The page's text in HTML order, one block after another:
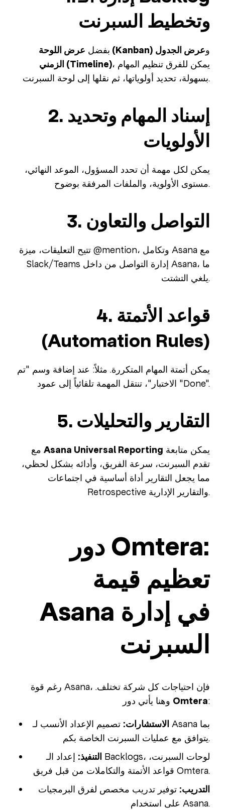
وتخطيط السبرنت
بفضل عرض اللوحة (Kanban) وعرض الجدول
الزمني (Timeline)، يمكن للفرق تنظيم المهام
بسهولة، تحديد أولوياتها، ثم نقلها إلى لوحة السبرنت.
2. إسناد المهام وتحديد
الأولويات
يمكن لكل مهمة أن تحدد المسؤول، الموعد النهائي،
مستوى الأولوية، والملفات المرفقة بوضوح.
3. التواصل والتعاون
تتيح التعليقات، ميزة @mention، وتكامل Asana مع
Slack/Teams إدارة التواصل من داخل Asana، ما
يلغي التشتت.
4. قواعد الأتمتة
(Automation Rules)
يمكن أتمتة المهام المتكررة. مثلاً: عند إضافة وسم "تم
الاختبار"، تنتقل المهمة تلقائياً إلى عمود "Done".
5. التقارير والتحليلات
Asana Universal Reporting
تقدم السبرنت، سرعة الفريق، وأدائه بشكل لحظي،
مما يجعل التقارير أداة أساسية في اجتماعات
Retrospective والتقارير الإدارية.
دور Omtera:
تعظيم قيمة
Asana في إدارة
السبرنت
رغم قوة Asana، فإن احتياجات كل شركة تختلف.
Omtera:
الاستشارات: تصميم الإعداد الأنسب لـ Asana بما
يتوافق مع عمليات السبرنت الخاصة بكم.
التنفيذ: إعداد الـ Backlogs، لوحات السبرنت،
قواعد الأتمتة والتكاملات من قبل فريق Omtera.
التدريب: توفير تدريب مخصص لفرق البرمجيات
على استخدام Asana.